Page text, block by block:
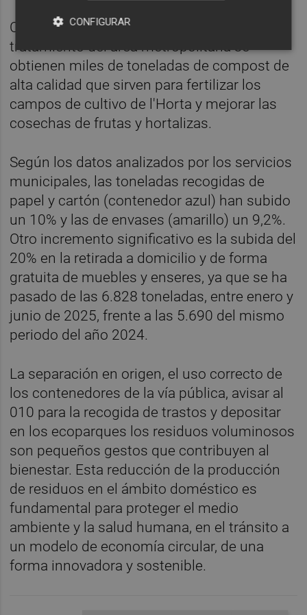
Con esta materia, en las plantas de
tratamiento del área metropolitana se
obtienen miles de toneladas de compost de
alta calidad que sirven para fertilizar los
campos de cultivo de l'Horta y mejorar las
cosechas de frutas y hortalizas.
Según los datos analizados por los servicios
municipales, las toneladas recogidas de
papel y cartón (contenedor azul) han subido
un 10% y las de envases (amarillo) un 9,2%.
Otro incremento significativo es la subida del
20% en la retirada a domicilio y de forma
gratuita de muebles y enseres, ya que se ha
pasado de las 6.828 toneladas, entre enero y
junio de 2025, frente a las 5.690 del mismo
periodo del año 2024.
La separación en origen, el uso correcto de
los contenedores de la vía pública, avisar al
010 para la recogida de trastos y depositar
en los ecoparques los residuos voluminosos
son pequeños gestos que contribuyen al
bienestar. Esta reducción de la producción
de residuos en el ámbito doméstico es
fundamental para proteger el medio
ambiente y la salud humana, en el tránsito a
un modelo de economía circular, de una
forma innovadora y sostenible.
CONFIGURAR